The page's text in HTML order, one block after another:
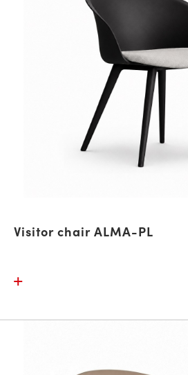
Visitor chair ALMA-PL